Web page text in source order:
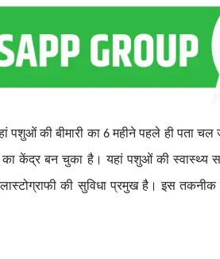
की बीमारी का 6 महीने पहले ही पता चल
का केंद्र बन चुका है। यहां पशुओं की स्वास्थ्य
की सुविधा प्रमुख है। इस तकनीक